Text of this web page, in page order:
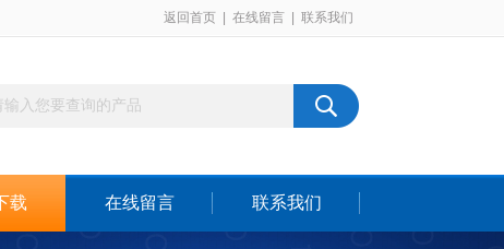
返回首页 在线留言 联系我们
载 在线留言 联系我们